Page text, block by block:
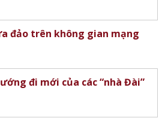
đảo trên không gian mạng
đi mới của các “nhà Đài”